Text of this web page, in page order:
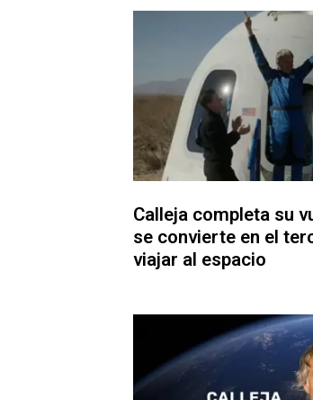
Calleja completa su
se convierte en el
viajar al espacio